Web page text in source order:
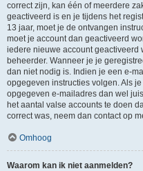
correct zijn, kan één of meerdere
geactiveerd is en je tijdens het
13 jaar, moet je de ontvangen
moet je account dan geactiveerd
iedere nieuwe account geactiveerd
beheerder. Wanneer je je
dan niet nodig is. Indien je een e-
opgegeven instructies volgen. Als
opgegeven e-mailadres dan wel
het aantal valse accounts te doen
correct was, neem dan contact op
Omhoog
Waarom kan ik niet aanmelden?